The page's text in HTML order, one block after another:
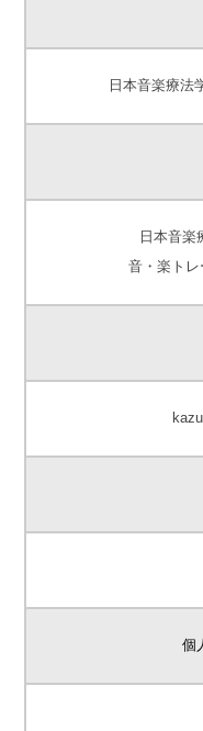
日本音楽療法
日本音楽
音・楽ト
個